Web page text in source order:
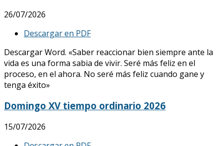
26/07/2026
Descargar en PDF
Descargar Word. «Saber reaccionar bien siempre ante la
vida es una forma sabia de vivir. Seré más feliz en el
proceso, en el ahora. No seré más feliz cuando gane y
tenga éxito»
Domingo XV tiempo ordinario 2026
15/07/2026